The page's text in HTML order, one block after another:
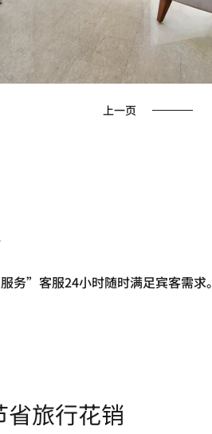
上一页
务”客服24小时随时满足宾客需求。
旅行花销